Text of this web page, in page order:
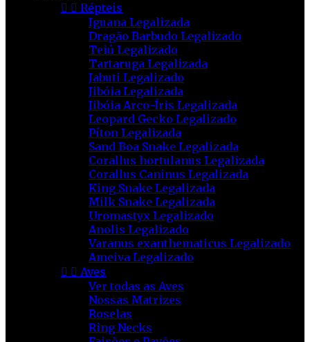
  Répteis
Iguana Legalizada
Dragão Barbudo Legalizado
Teiú Legalizado
Tartaruga Legalizada
Jabuti Legalizado
Jibóia Legalizada
Jibóia Arco-Íris Legalizada
Leopard Gecko Legalizado
Píton Legalizada
Sand Boa Snake Legalizada
Corallus hortulanus Legalizada
Corallus Caninus Legalizada
King Snake Legalizada
Milk Snake Legalizada
Uromastyx Legalizado
Anolis Legalizado
Varanus exanthematicus Legalizado
Ameiva Legalizado
  Aves
Ver todas as Aves
Nossas Matrizes
Roselas
Ring Necks